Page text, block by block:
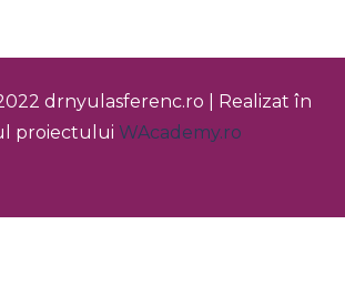
drnyulasferenc.ro | Realizat în
proiectului WAcademy.ro